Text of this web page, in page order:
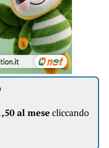
al mese cliccando